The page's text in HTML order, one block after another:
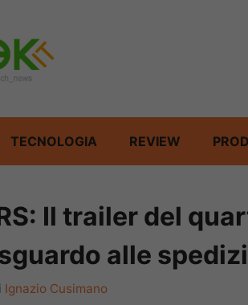
TECNOLOGIA REVIEW
Il trailer del
alle
Ignazio Cusimano